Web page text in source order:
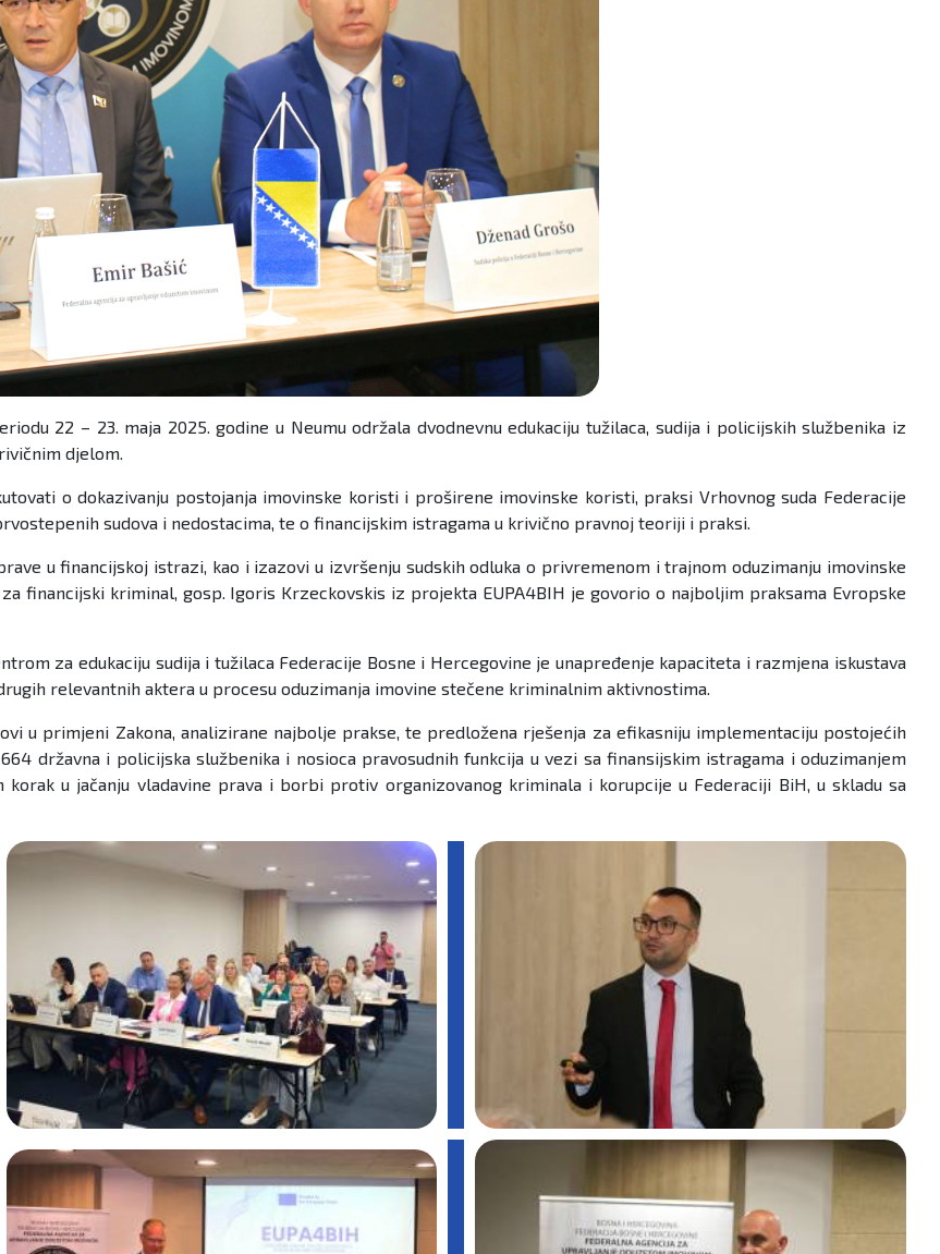
22 – 23. maja 2025. godine u Neumu održala dvodnevnu edukaciju tužilaca, sudija i policijskih službenika iz
djelom.
o dokazivanju postojanja imovinske koristi i proširene imovinske koristi, praksi Vrhovnog suda Federacije
sudova i nedostacima, te o financijskim istragama u krivično pravnoj teoriji i praksi.
u financijskoj istrazi, kao i izazovi u izvršenju sudskih odluka o privremenom i trajnom oduzimanju imovinske
financijski kriminal, gosp. Igoris Krzeckovskis iz projekta EUPA4BIH je govorio o najboljim praksama Evropske
za edukaciju sudija i tužilaca Federacije Bosne i Hercegovine je unapređenje kapaciteta i razmjena iskustava
relevantnih aktera u procesu oduzimanja imovine stečene kriminalnim aktivnostima.
u primjeni Zakona, analizirane najbolje prakse, te predložena rješenja za efikasniju implementaciju postojećih
državna i policijska službenika i nosioca pravosudnih funkcija u vezi sa finansijskim istragama i oduzimanjem
u jačanju vladavine prava i borbi protiv organizovanog kriminala i korupcije u Federaciji BiH, u skladu sa